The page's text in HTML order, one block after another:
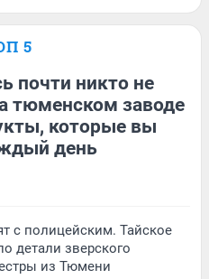
5
почти никто не
тюменском заводе
которые вы
день
с полицейским. Тайское
детали зверского
из Тюмени